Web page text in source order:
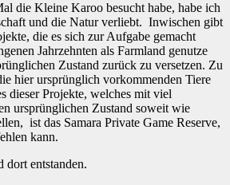
die Kleine Karoo besucht habe, habe ich
und die Natur verliebt. Inwischen gibt
die es sich zur Aufgabe gemacht
Jahrzehnten als Farmland genutze
Zustand zurück zu versetzen. Zu
hier ursprünglich vorkommenden Tiere
dieser Projekte, welches mit viel
ursprünglichen Zustand soweit wie
ist das Samara Private Game Reserve,
kann.
dort entstanden.